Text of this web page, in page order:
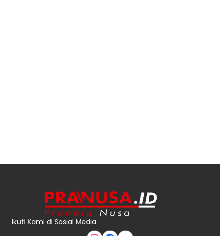
Ikuti Kami di Sosial Media